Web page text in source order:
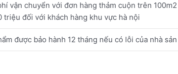
vận chuyển với đơn hàng thảm cuộn trên
triệu đối với khách hàng khu vực hà nội
được bảo hành 12 tháng nếu có lỗi của nhà